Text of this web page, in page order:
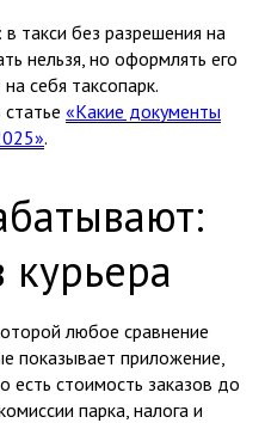
такси без разрешения на
нельзя, но оформлять его
себя таксопарк.
«Какие документы
.
курьера
любое сравнение
показывает приложение,
есть стоимость заказов до
парка, налога и